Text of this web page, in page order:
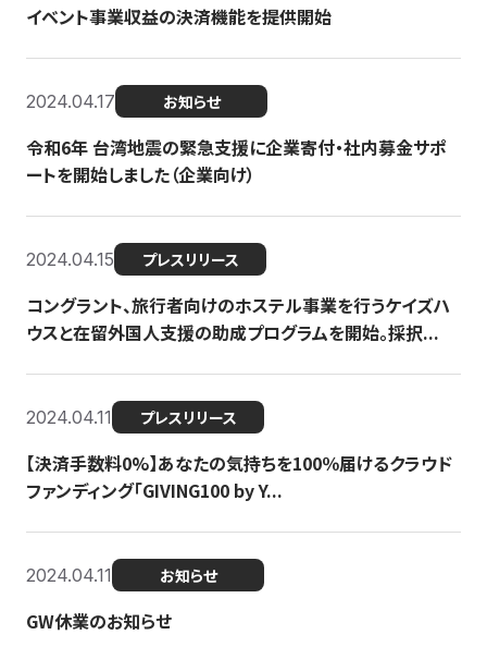
イベント事業収益の決済機能を提供開始
2024.04.17 お知らせ
令和6年 台湾地震の緊急支援に企業寄付・社内募金サポ
ートを開始しました（企業向け）
2024.04.15 プレスリリース
コングラント、旅行者向けのホステル事業を行うケイズハ
ウスと在留外国人支援の助成プログラムを開始。採択...
2024.04.11 プレスリリース
【決済手数料0%】あなたの気持ちを100％届けるクラウド
ファンディング「GIVING100 by Y...
2024.04.11 お知らせ
GW休業のお知らせ